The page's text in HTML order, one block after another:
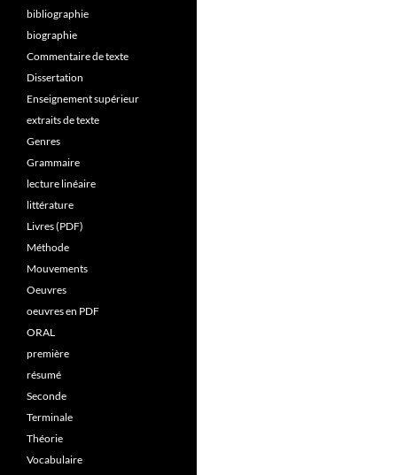
bibliographie
biographie
Commentaire de texte
Dissertation
Enseignement supérieur
extraits de texte
Genres
Grammaire
lecture linéaire
littérature
Livres (PDF)
Méthode
Mouvements
Oeuvres
oeuvres en PDF
ORAL
première
résumé
Seconde
Terminale
Théorie
Vocabulaire